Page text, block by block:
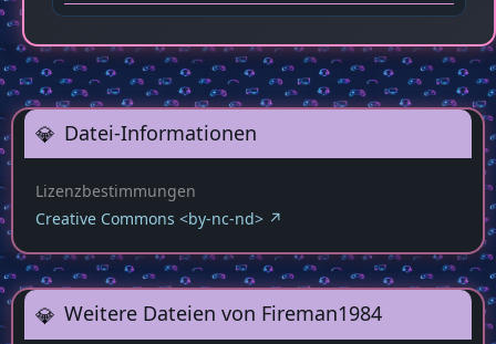
Datei-Informationen
Lizenzbestimmungen
Creative Commons <by-nc-nd>
Weitere Dateien von Fireman1984